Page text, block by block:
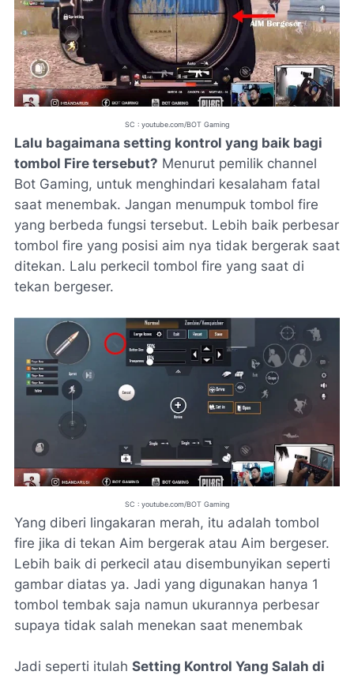
SC : youtube.com/BOT Gaming
Lalu bagaimana setting kontrol yang baik bagi
tombol Fire tersebut? Menurut pemilik channel
Bot Gaming, untuk menghindari kesalaham fatal
saat menembak. Jangan menumpuk tombol fire
yang berbeda fungsi tersebut. Lebih baik perbesar
tombol fire yang posisi aim nya tidak bergerak saat
ditekan. Lalu perkecil tombol fire yang saat di
tekan bergeser.
SC : youtube.com/BOT Gaming
Yang diberi lingakaran merah, itu adalah tombol
fire jika di tekan Aim bergerak atau Aim bergeser.
Lebih baik di perkecil atau disembunyikan seperti
gambar diatas ya. Jadi yang digunakan hanya 1
tombol tembak saja namun ukurannya perbesar
supaya tidak salah menekan saat menembak
Jadi seperti itulah Setting Kontrol Yang Salah di